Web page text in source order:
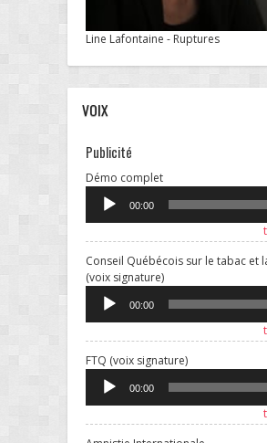
Line Lafontaine - Ruptures
VOIX
Publicité
Démo completLecteur
00:00
Conseil Québécois sur le tabac et
(voix signature)Lecteur
00:00
FTQ (voix signature)Lecteur
00:00